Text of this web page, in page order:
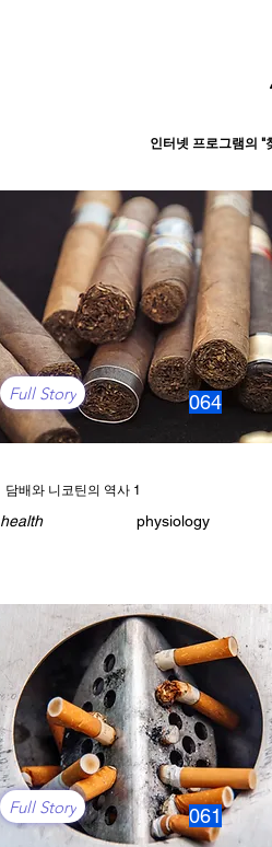
인터넷 프로그램의 "
064
Full Story
담배와 니코틴의 역사 1
health physiology
061
Full Story